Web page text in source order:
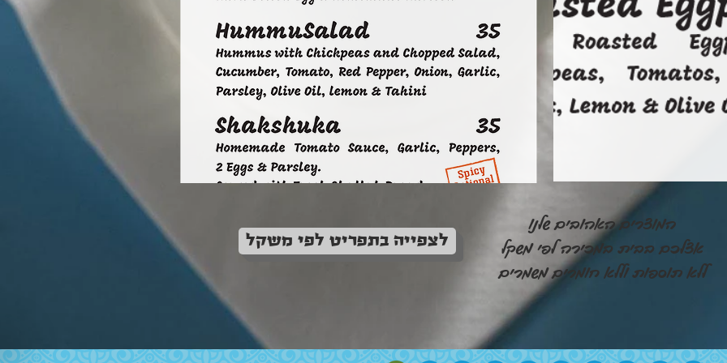
לצפייה בתפריט לפי משקל
המוצרים האהובים שלנו
אצלכם בבית במכירה לפי משקל
ללא תוספות וללא חומרים משמרים